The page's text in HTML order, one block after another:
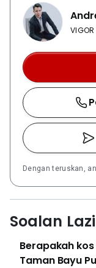
VIGOR
Dengan teruskan,
Soalan
Berapakah
Taman Bayu